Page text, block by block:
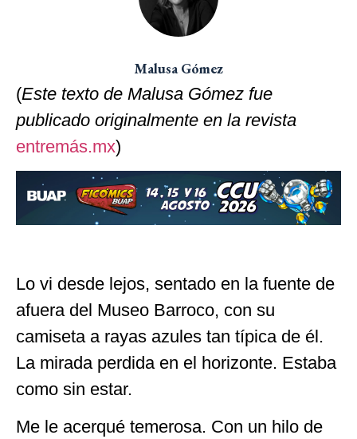
Malusa Gómez
(Este texto de Malusa Gómez fue
publicado originalmente en la revista
entremás.mx)
Lo vi desde lejos, sentado en la fuente de
afuera del Museo Barroco, con su
camiseta a rayas azules tan típica de él.
La mirada perdida en el horizonte. Estaba
como sin estar.
Me le acerqué temerosa. Con un hilo de